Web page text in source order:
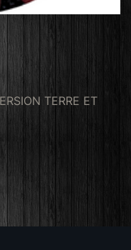
TERRE ET